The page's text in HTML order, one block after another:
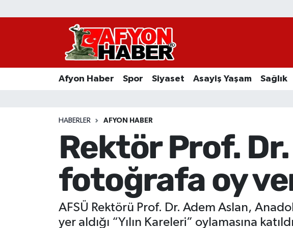
Afyon Haber Spor Siyaset Asayiş Yaşam Sağlık
HABERLER AFYON HABER
Rektör Prof.
fotoğrafa oy
AFSÜ Rektörü Prof. Dr. Adem Aslan,
yer aldığı “Yılın Kareleri” oylamasına
Afyon Haber
Asayiş Yaşam
Ekonomi